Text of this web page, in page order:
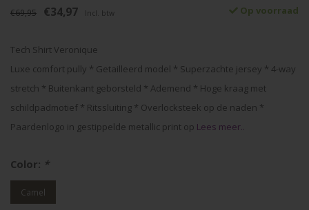
€69,95 €34,97 Incl. btw Op voorraad
Tech Shirt Veronique
Luxe comfort pully * Getailleerd model * Superzachte jersey * 4-way
stretch * Buitenkant geborsteld * Ademend * Hoge kraag met
schildpadmotief * Ritssluiting * Overlocksteek op de naden *
Paardenlogo in gestippelde metallic print op Lees meer..
Color: *
Camel